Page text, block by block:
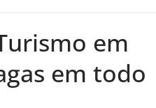
em
em todo